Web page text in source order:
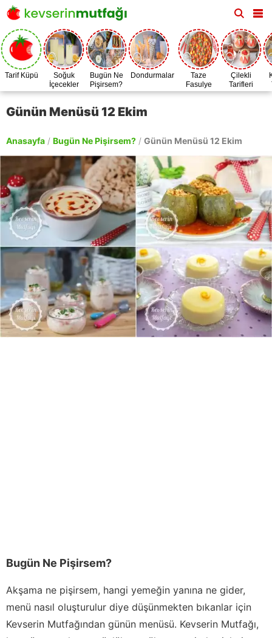
Tarif Küpü
Soğuk
İçecekler
Bugün Ne
Pişirsem?
Dondurmalar
Taze
Fasulye
Zamanı
Çilekli
Tarifleri
Günün Menüsü 12 Ekim
Anasayfa / Bugün Ne Pişirsem? / Günün Menüsü 12 Ekim
Bugün Ne Pişirsem?
Akşama ne pişirsem, hangi yemeğin yanına ne gider,
menü nasıl oluşturulur diye düşünmekten bıkanlar için
Kevserin Mutfağından günün menüsü. Kevserin Mutfağı,